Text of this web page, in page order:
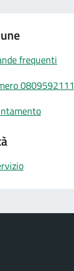
frequenti
0809592111